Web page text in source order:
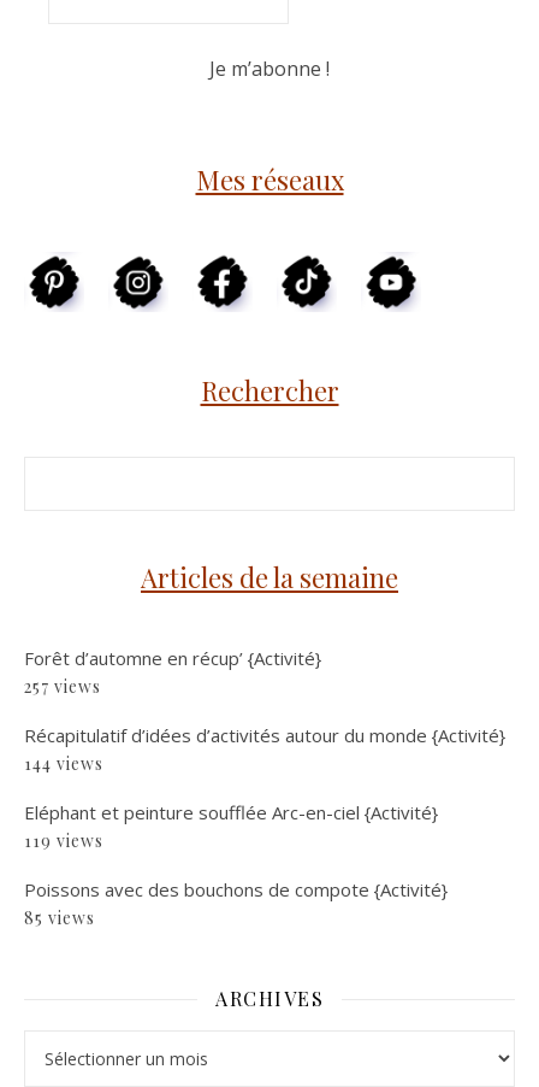
Mes réseaux
Rechercher
Articles de la semaine
Forêt d’automne en récup’ {Activité}
257 views
Récapitulatif d’idées d’activités autour du monde {Activité}
144 views
Eléphant et peinture soufflée Arc-en-ciel {Activité}
119 views
Poissons avec des bouchons de compote {Activité}
85 views
ARCHIVES